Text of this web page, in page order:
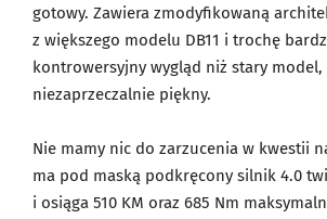
gotowy. Zawiera zmodyfikowaną
z większego modelu DB11 i trochę
kontrowersyjny wygląd niż stary model,
niezaprzeczalnie piękny.
Nie mamy nic do zarzucenia w kwestii
ma pod maską podkręcony silnik 4.0
i osiąga 510 KM oraz 685 Nm